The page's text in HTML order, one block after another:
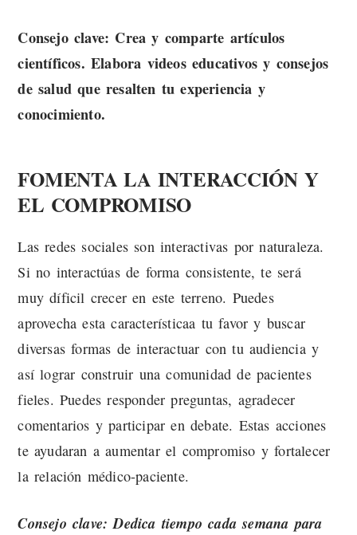
Consejo clave: Crea y comparte artículos
científicos. Elabora videos educativos y consejos
de salud que resalten tu experiencia y
conocimiento.
FOMENTA LA INTERACCIÓN Y
EL COMPROMISO
Las redes sociales son interactivas por naturaleza.
Si no interactúas de forma consistente, te será
muy díficil crecer en este terreno. Puedes
aprovecha esta característicaa tu favor y buscar
diversas formas de interactuar con tu audiencia y
así lograr construir una comunidad de pacientes
fieles. Puedes responder preguntas, agradecer
comentarios y participar en debate. Estas acciones
te ayudaran a aumentar el compromiso y fortalecer
la relación médico-paciente.
Consejo clave: Dedica tiempo cada semana para